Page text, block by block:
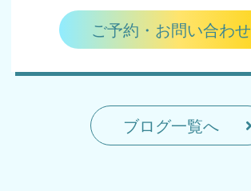
ご予約・お問い合わせ
ブログ一覧へ